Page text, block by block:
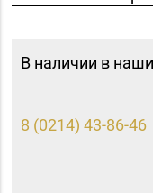
В наличии в
8 (0214) 43-86-46